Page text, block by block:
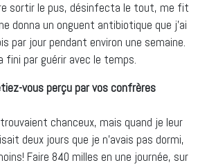
sortir le pus, désinfecta le tout, me fit
donna un onguent antibiotique que j’ai
par jour pendant environ une semaine.
fini par guérir avec le temps.
vous perçu par vos confrères
chanceux, mais quand je leur
deux jours que je n’avais pas dormi,
Faire 840 milles en une journée, sur